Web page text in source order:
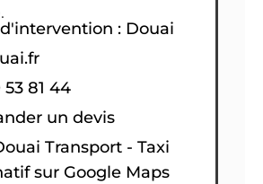
: Douai
81 44
un devis
Transport - Taxi
sur Google Maps